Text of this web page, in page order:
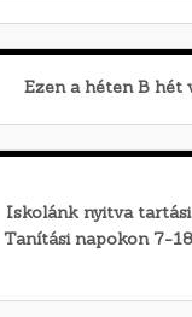
Ezen a héten B hét
Iskolánk nyitva tartási
Tanítási napokon 7-